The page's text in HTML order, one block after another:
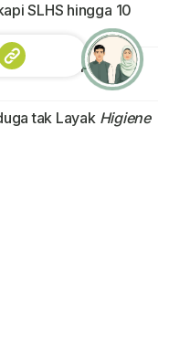
SLHS hingga 10
114 Dapur Baru
tak Layak Higiene